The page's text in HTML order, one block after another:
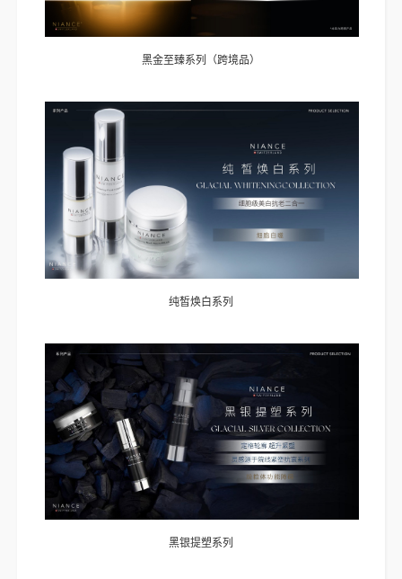
黑金至臻系列（跨境品）
纯皙焕白系列
黑银提塑系列